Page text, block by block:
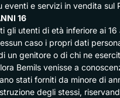
eventi e servizi in vendita sul
16
gli utenti di età inferiore ai 16
caso i propri dati
un genitore o di chi ne
Bemils venisse a
stati forniti da minore di
degli stessi,